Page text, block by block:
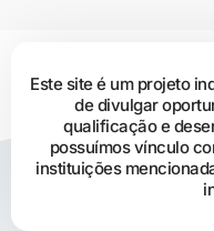
Este site é um projeto
de divulgar
qualificação e
possuímos vínculo
instituições